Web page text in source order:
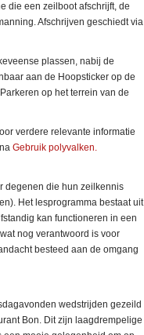
die een zeilboot afschrijft, de
Afschrijven geschiedt via
plassen, nabij de
aan de Hoopsticker op de
op het terrein van de
verdere relevante informatie
Gebruik polyvalken.
degenen die hun zeilkennis
Het lesprogramma bestaat uit
kan functioneren in een
nog verantwoord is voor
besteed aan de omgang
wedstrijden gezeild
Bon. Dit zijn laagdrempelige